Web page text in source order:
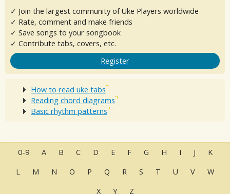
✓ Join the largest community of Uke Players worldwide
✓ Rate, comment and make friends
✓ Save songs to your songbook
✓ Contribute tabs, covers, etc.
Register
How to read uke tabs
Reading chord diagrams
Basic rhythm patterns
0-9 A B C D E F G H I J
K
L
M N O P Q R S T U V
W
X
Y Z